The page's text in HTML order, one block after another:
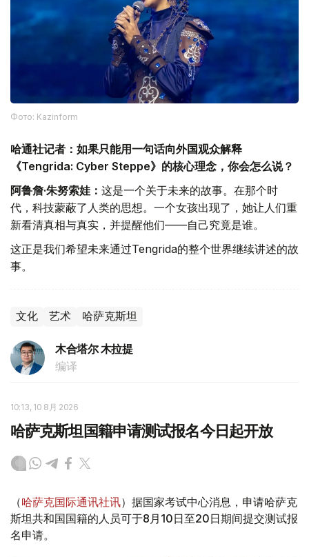
Фото: Kazinform
哈通社记者：如果只能用一句话向外国观众解释
《Tengrida: Cyber Steppe》的核心理念，你会怎么说？
阿鲁詹·朱努索娃： 这是一个关于未来的故事。在那个时
代，科技蒙蔽了人类的思想。一个女孩出现了，她让人们重
新看清真相与真实，并提醒他们——自己究竟是谁。
这正是我们希望未来通过Tengrida的整个世界继续讲述的故
事。
文化 艺术 哈萨克斯坦
木合塔尔 木拉提
编译
10:13, 10 8月 2026
哈萨克斯坦国籍申请测试报名今日起开放
（哈萨克国际通讯社讯）据国家考试中心消息，申请哈萨克
斯坦共和国国籍的人员可于8月10日至20日期间提交测试报
名申请。